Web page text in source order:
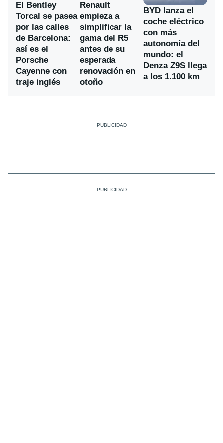
El Bentley
Torcal se pasea
por las calles
de Barcelona:
así es el
Porsche
Cayenne con
traje inglés
Renault
empieza a
simplificar la
gama del R5
antes de su
esperada
renovación en
otoño
BYD lanza el
coche eléctrico
con más
autonomía del
mundo: el
Denza Z9S llega
a los 1.100 km